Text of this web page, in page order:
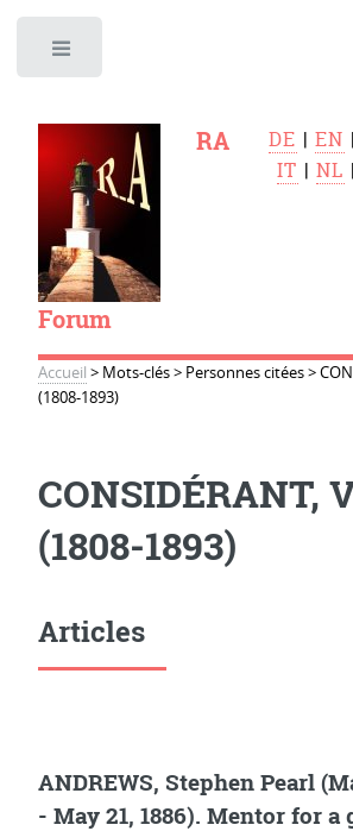
RA
Forum
DE |EN
IT |NL
Accueil > Mots-clés> Personnes citées>
(1808-1893)
CONSIDÉRANT,
(1808-1893)
Articles
ANDREWS, Stephen Pearl
- May 21, 1886). Mentor for